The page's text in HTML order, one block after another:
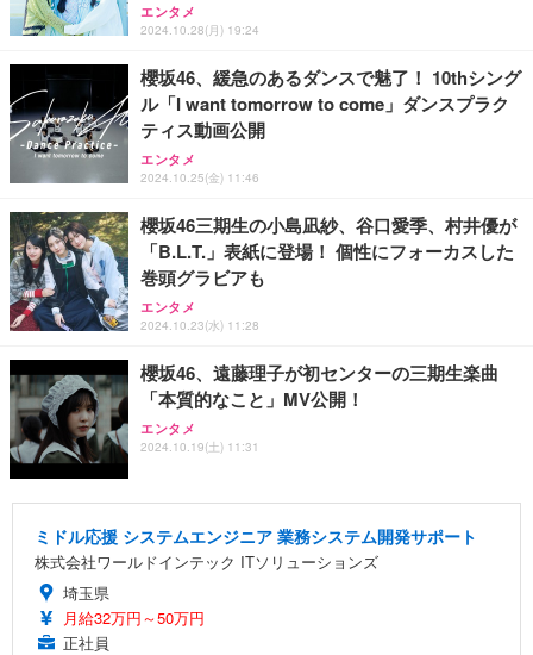
エンタメ
2024.10.28(月) 19:24
櫻坂46、緩急のあるダンスで魅了！ 10thシング
ル「I want tomorrow to come」ダンスプラク
ティス動画公開
エンタメ
2024.10.25(金) 11:46
櫻坂46三期生の小島凪紗、谷口愛季、村井優が
「B.L.T.」表紙に登場！ 個性にフォーカスした
巻頭グラビアも
エンタメ
2024.10.23(水) 11:28
櫻坂46、遠藤理子が初センターの三期生楽曲
「本質的なこと」MV公開！
エンタメ
2024.10.19(土) 11:31
ミドル応援 システムエンジニア 業務システム開発サポート
株式会社ワールドインテック ITソリューションズ
埼玉県
月給32万円～50万円
正社員